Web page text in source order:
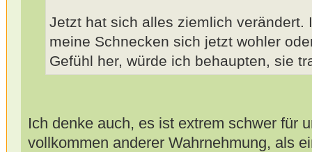
Jetzt hat sich alles ziemlich verändert.
meine Schnecken sich jetzt wohler
Gefühl her, würde ich behaupten, sie
Ich denke auch, es ist extrem schwer für
vollkommen anderer Wahrnehmung, als